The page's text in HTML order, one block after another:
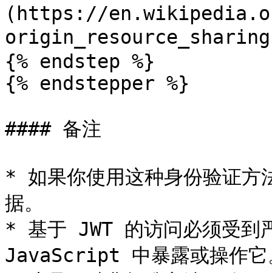
(https://
origin_resource_sharing)
{% endstep %}
{% endstepper %}
#### 备注
* 如果你使用这种身份验证方
据。
* 基于 JWT 的访问必须受到
JavaScript 中暴露或操作它